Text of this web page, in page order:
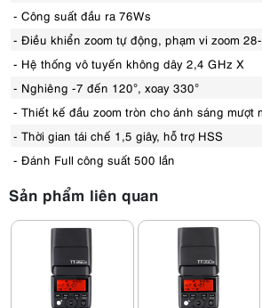
- Công suất đầu ra 76Ws
- Điều khiển zoom tự động, phạm vi zoom
- Hệ thống vô tuyến không dây 2,4 GHz X
- Nghiêng -7 đến 120°, xoay 330°
- Thiết kế đầu zoom tròn cho ánh sáng mượt
- Thời gian tái chế 1,5 giây, hỗ trợ HSS
- Đánh Full công suất 500 lần
Sản phẩm liên quan